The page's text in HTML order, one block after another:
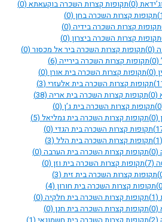
(0) תקופות קצרות השכרה בוקעאתא (0)
תקופות קצרות השכרה בחן (0)
תקופות קצרות השכרה בידיה (0)
תקופות קצרות השכרה ביצרון (0)
(0) תקופות קצרות השכרה ביר אל מכסור (0)
(0) תקופות קצרות השכרה בירייה (6)
(0) תקופות קצרות השכרה בית אורן (0)
תקופות קצרות השכרה בית אלעזרי (3)
(0) תקופות קצרות השכרה בית אריה (38)
תקופות קצרות השכרה בית ג’ן (0)
(0) תקופות קצרות השכרה בית גמליאל (5)
תקופות קצרות השכרה בית הגדי (0)
(1) תקופות קצרות השכרה בית הלל (3)
(0) תקופות קצרות השכרה בית הערבה (0)
(7) תקופות קצרות השכרה בית וזן (0)
תקופות קצרות השכרה בית זית (3)
תקופות קצרות השכרה בית חורון (4)
(1) תקופות קצרות השכרה בית חלקיה (0)
(0) תקופות קצרות השכרה בית חנן (0)